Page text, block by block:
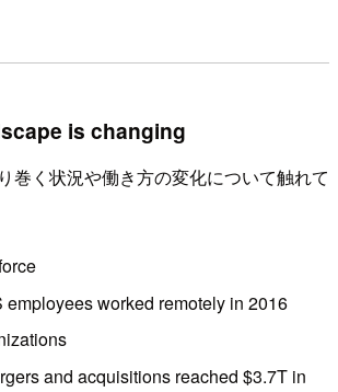
is changing
巻く状況や働き方の変化について触れて
employees worked remotely in 2016
and acquisitions reached $3.7T in